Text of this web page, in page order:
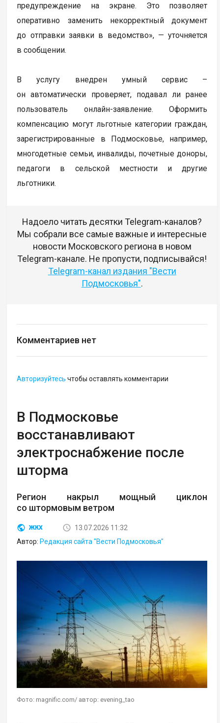
предупреждение на экране. Это позволяет
оперативно заменить некорректный документ
до отправки заявки в ведомство», — уточняется
в сообщении.
В услугу внедрен умный сервис –
он автоматически проверяет, подавал ли ранее
пользователь онлайн-заявление. Оформить
компенсацию могут льготные категории граждан,
зарегистрированные в Подмосковье, например,
многодетные семьи, инвалиды, почетные доноры,
педагоги в сельской местности и другие
льготники.
Надоело читать десятки Telegram-каналов?
Мы собрали все самые важные и интересные
новости Московского региона в новом
Telegram-канале. Не пропусти, подписывайся!
Telegram-канал издания "Вести
Подмосковья".
Комментариев нет
Авторизуйтесь чтобы оставлять комментарии
В Подмосковье
восстанавливают
электроснабжение после
шторма
Регион накрыл мощный циклон
со штормовым ветром
ЖКХ
13.07.2026 11:32
Автор:Редакция сайта "Вести Подмосковья"
Фото: magnific.com/ автор: evening_tao